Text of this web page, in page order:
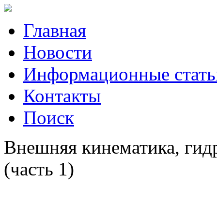
Главная
Новости
Информационные
Контакты
Поиск
Внешняя кинематика,
(часть 1)